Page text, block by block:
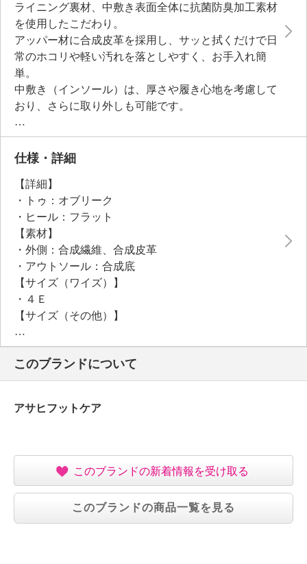
ライニング裏材、中敷き表面全体に抗菌防臭加工素材
を使用したこだわり。
アッパー材に合成皮革を採用し、サッと拭くだけで日
常のホコリや軽い汚れを落としやすく、お手入れ簡
単。
中敷き（インソール）は、厚さや履き心地を考慮して
おり、さらに取り外しも可能です。
アウトソールに特殊な靴底構造“モーションガイドス
ロープ”を採用し、蹴り出し時の体重移動を親指側へ
コントロールする構造に設計。
導きます。
足底圧を軽減できるよう、ミッドソールの素材や構造
にもこだわりました。
靴をそのまま洗濯機に入れて洗えるのも魅力です。
乾燥時に靴内に水が溜まりにくいよう、つま先部分に
は排水構造（隙間）を設けています。
仕様・詳細
【詳細】
・トゥ：オブリーク
・ヒール：フラット
【素材】
・外側：合成繊維、合成皮革
・アウトソール：合成底
【サイズ（ワイズ）】
・４Ｅ
【サイズ（その他）】
・ヒールの高さ：約５．５ｃｍ
※インソール含まず
【重さ】
・片足約３７５ｇ（サイズにより多少差異あり）
・ベトナム製
このブランドについて
アサヒフットケア
このブランドの新着情報を受け取る
このブランドの商品一覧を見る